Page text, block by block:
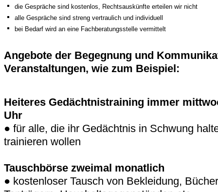
die Gespräche sind kostenlos, Rechtsauskünfte erteilen wir nicht
alle Gespräche sind streng vertraulich und individuell
bei Bedarf wird an eine Fachberatungsstelle vermittelt
Angebote der Begegnung und
Veranstaltungen, wie zum Beispiel:
Heiteres Gedächtnistraining immer
Uhr
● für alle, die ihr Gedächtnis in Schwung
trainieren wollen
Tauschbörse zweimal monatlich
● kostenloser Tausch von Bekleidung,